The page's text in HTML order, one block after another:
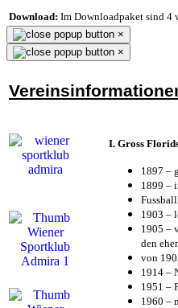
Download: Im Downloadpaket sind 4
×
×
I. Gross
1897 –
1899 –
1903 –
1905 –
den
von
1914 –
1951 –
1960 –